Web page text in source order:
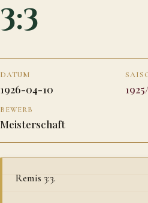
3:3
DATUM
1926-04-10
BEWERB
Meisterschaft
Remis 3:3.